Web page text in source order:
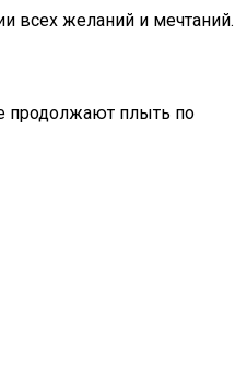
всех желаний и мечтаний.
продолжают плыть по